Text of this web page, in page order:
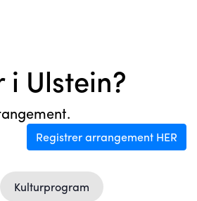
i Ulstein?
Registrer arrangement HER
Kulturprogram